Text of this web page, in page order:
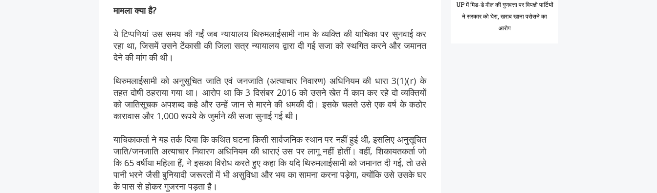
मामला क्या है?
ये टिप्पणियां उस समय की गईं जब न्यायालय थिरुमलाईसामी नाम के व्यक्ति की याचिका पर सुनवाई कर
रहा था, जिसमें उसने टेंकासी की जिला सत्र न्यायालय द्वारा दी गई सजा को स्थगित करने और जमानत
देने की मांग की थी।
थिरुमलाईसामी को अनुसूचित जाति एवं जनजाति (अत्याचार निवारण) अधिनियम की धारा 3(1)(r) के
तहत दोषी ठहराया गया था। आरोप था कि 3 दिसंबर 2016 को उसने खेत में काम कर रहे दो व्यक्तियों
को जातिसूचक अपशब्द कहे और उन्हें जान से मारने की धमकी दी। इसके चलते उसे एक वर्ष के कठोर
कारावास और 1,000 रूपये के जुर्माने की सजा सुनाई गई थी।
याचिकाकर्ता ने यह तर्क दिया कि कथित घटना किसी सार्वजनिक स्थान पर नहीं हुई थी, इसलिए अनुसूचित
जाति/जनजाति अत्याचार निवारण अधिनियम की धाराएं उस पर लागू नहीं होतीं। वहीं, शिकायतकर्ता जो
कि 65 वर्षीया महिला हैं, ने इसका विरोध करते हुए कहा कि यदि थिरुमलाईसामी को जमानत दी गई, तो उसे
पानी भरने जैसी बुनियादी जरूरतों में भी असुविधा और भय का सामना करना पड़ेगा, क्योंकि उसे उसके घर
के पास से होकर गुजरना पड़ता है।
UP में मिड-डे मील की गुणवत्ता पर विपक्षी पार्टियों
ने सरकार को घेरा, खराब खाना परोसने का
आरोप